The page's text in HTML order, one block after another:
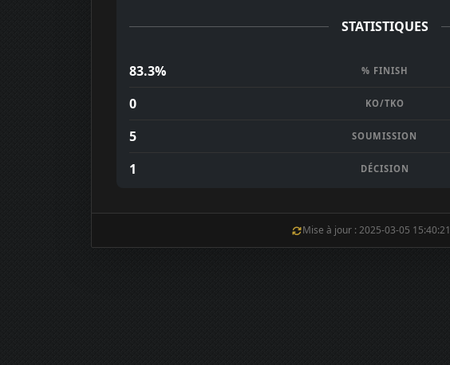
STATISTIQUES
83.3% % FINISH
0
KO/TKO
5
SOUMISSION
1
DÉCISION
Mise à jour : 2025-03-05 15:40:21